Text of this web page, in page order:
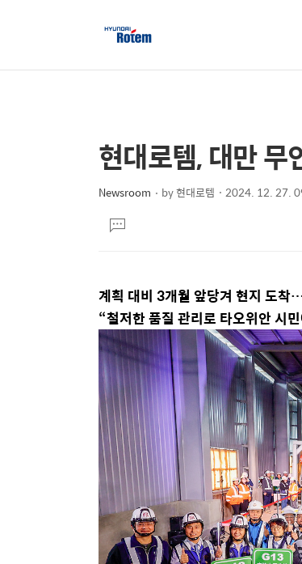
상
세
컨
텐
본
문
제
현대로템, 대만 무
Newsroom by현대로템 2024. 12. 27.
문댓
글
계획 대비 3개월 앞당겨 현지 도착
“철저한 품질 관리로 타오위안 시